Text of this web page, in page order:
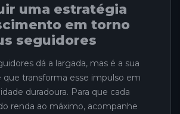
uma estratégia
em torno
seguidores
dá a largada, mas é a sua
que transforma esse impulso em
duradoura. Para que cada
renda ao máximo, acompanhe